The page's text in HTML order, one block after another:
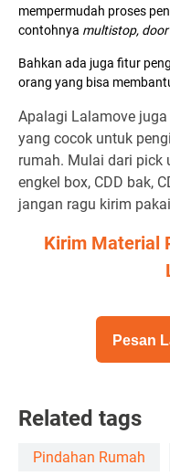
mempermudah proses
contohnya multistop,
Bahkan ada juga fitur
orang yang bisa
Apalagi Lalamove
yang cocok untuk
rumah. Mulai dari pick
engkel box, CDD bak,
jangan ragu kirim
Kirim Material
Pesan
Related tags
Pindahan Rumah